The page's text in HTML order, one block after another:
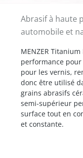
Abrasif à haute
automobile et
MENZER
performance
pour les vernis,
donc être utilisé
grains abrasifs
semi-supérieur
surface tout en
et constante.